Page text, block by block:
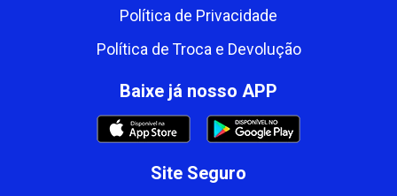
Política de Privacidade
Política de Troca e Devolução
Baixe já nosso APP
Site Seguro